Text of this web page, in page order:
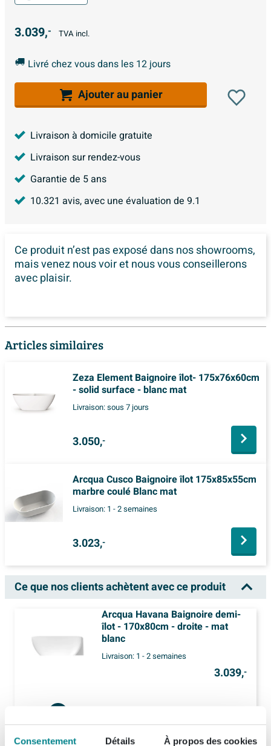
Consentement Détails À propos des cookies
3.039,- TVA incl.
Livré chez vous dans les 12 jours
Ajouter au panier
Livraison à domicile gratuite
Livraison sur rendez-vous
Garantie de 5 ans
10.321 avis, avec une évaluation de 9.1
Ce produit n’est pas exposé dansnos showrooms,
mais venez nous voir et nous vous conseillerons
avec plaisir.
Articles similaires
Zeza Element Baignoire îlot- 175x76x60cm
- solid surface - blanc mat
Livraison:sous 7 jours
3.050,-
Arcqua Cusco Baignoire îlot 175x85x55cm
marbre coulé Blanc mat
Livraison: 1 - 2 semaines
3.023,-
Ce que nos clients achètent avec ce produit
Arcqua Havana Baignoire demi-
îlot - 170x80cm - droite - mat
blanc
Livraison: 1 - 2 semaines
3.039,-
Adema Sparkle 2.0 mitigeur baignoire/douche thermostatique avec support de douchette, flexible de douche et douchette 3 positions noir mat